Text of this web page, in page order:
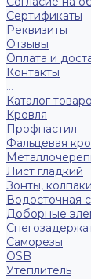
Сертификаты
Реквизиты
Отзывы
Оплата и
Контакты
...
Каталог
Кровля
Профнастил
Фальцевая
Лист гладкий
Зонты, колпаки
Водосточная
Доборные
Саморезы
ОSB
Утеплитель